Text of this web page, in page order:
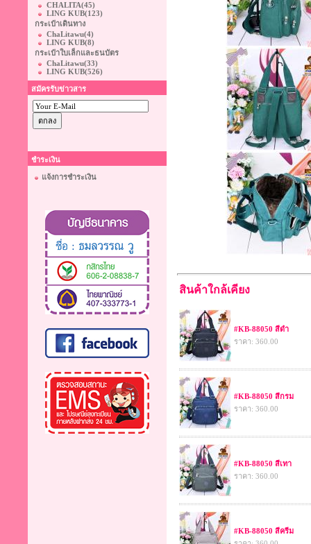
CHALITA(45)
LING KUB(123)
กระเป๋าเดินทาง
ChaLitawu(4)
LING KUB(8)
กระเป๋าใบเล็กและธนบัตร
ChaLitawu(33)
LING KUB(526)
สมัครรับข่าวสาร
ชำระเงิน
แจ้งการชำระเงิน
สินค้าใกล้เคียง
#KB-88050 สีดำ
ราคา: 360.00
#KB-88050 สีกรม
ราคา: 360.00
#KB-88050 สีเทา
ราคา: 360.00
#KB-88050 สีครีม